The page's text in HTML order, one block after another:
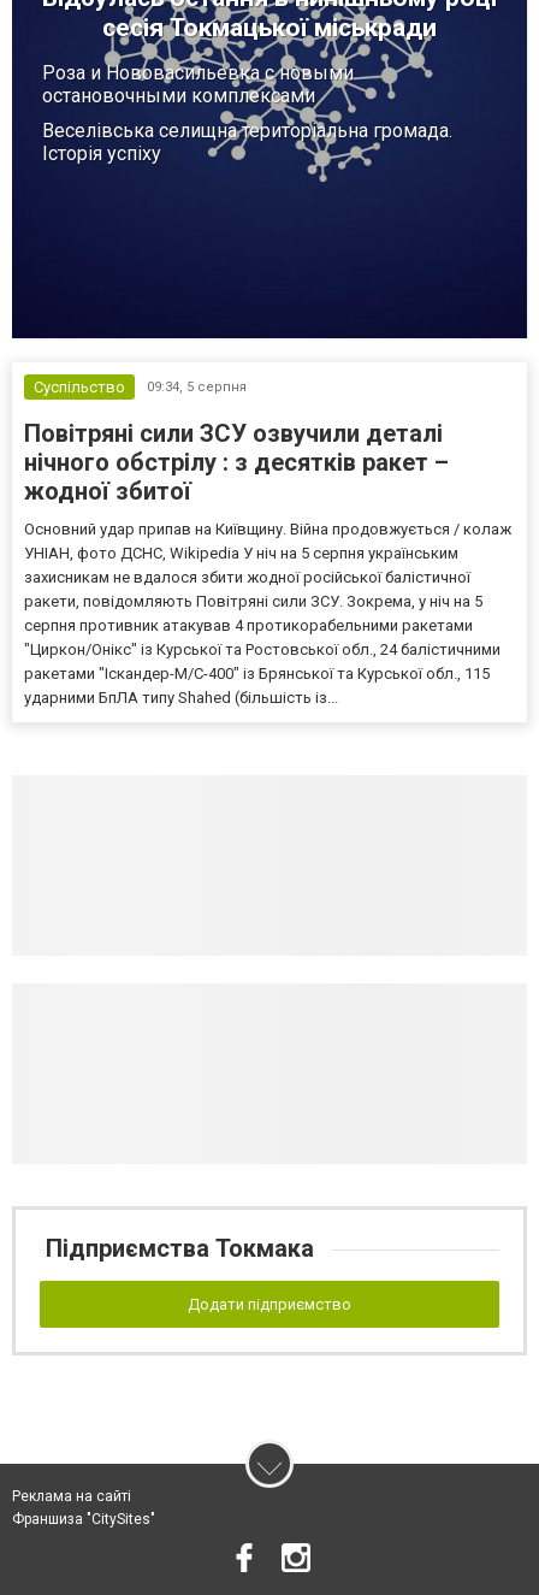
сесія Токмацької міськради
Роза и Нововасильевка с новыми
остановочными комплексами
Веселівська селищна територіальна громада.
Історія успіху
Суспільство 09:34, 5 серпня
Повітряні сили ЗСУ озвучили деталі
нічного обстрілу : з десятків ракет –
жодної збитої
Основний удар припав на Київщину. Війна продовжується / колаж
УНІАН, фото ДСНС, Wikipedia У ніч на 5 серпня українським
захисникам не вдалося збити жодної російської балістичної
ракети, повідомляють Повітряні сили ЗСУ. Зокрема, у ніч на 5
серпня противник атакував 4 протикорабельними ракетами
"Циркон/Онікс" із Курської та Ростовської обл., 24 балістичними
ракетами "Іскандер-М/С-400" із Брянської та Курської обл., 115
ударними БпЛА типу Shahed (більшість із...
Підприємства Токмака
Додати підприємство
Реклама на сайті
Франшиза "CitySites"